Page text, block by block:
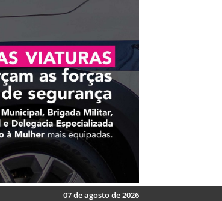
07 de agosto de 2026